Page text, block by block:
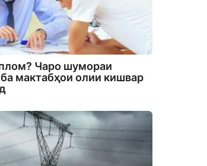
Чаро шумораи
мактабҳои олии кишвар